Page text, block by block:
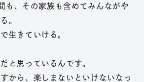
も、その家族も含めてみんながや
。
生きていける。
と思っているんです。
から、楽しまないといけないなっ